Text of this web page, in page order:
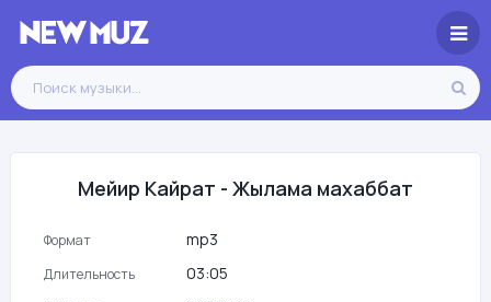
Мейир Кайрат - Жылама махаббат
Формат mp3
Длительность 03:05